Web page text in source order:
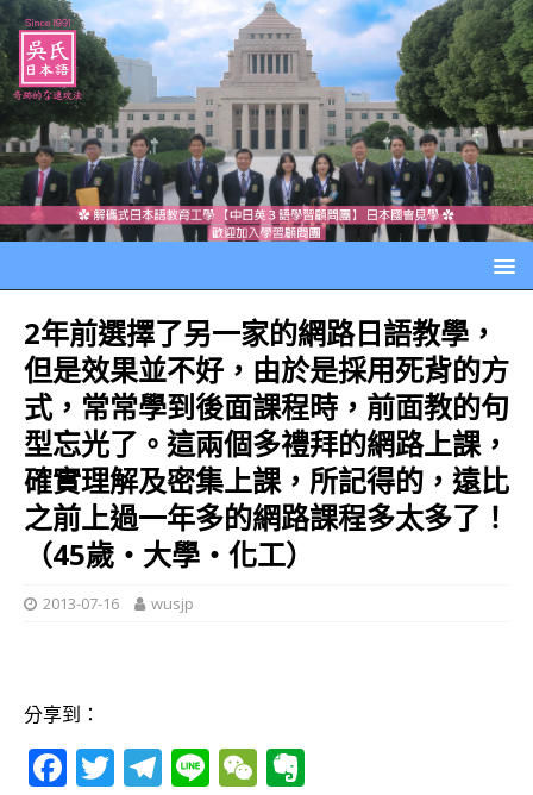
2年前選擇了另一家的網路日語教學，
但是效果並不好，由於是採用死背的方
式，常常學到後面課程時，前面教的句
型忘光了。這兩個多禮拜的網路上課，
確實理解及密集上課，所記得的，遠比
之前上過一年多的網路課程多太多了！
（45歲‧大學‧化工）
2013-07-16 wusjp
分享到：
F T T Li W